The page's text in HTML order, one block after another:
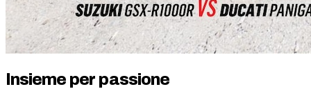
Insieme per passione